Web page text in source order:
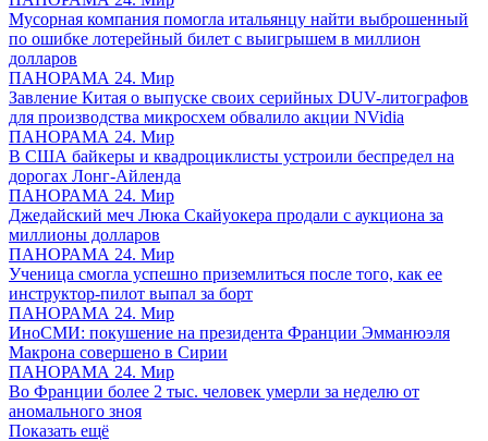
Мусорная компания помогла итальянцу найти выброшенный
по ошибке лотерейный билет с выигрышем в миллион
долларов
ПАНОРАМА 24. Мир
Завление Китая о выпуске своих серийных DUV-литографов
для производства микросхем обвалило акции NVidia
ПАНОРАМА 24. Мир
В США байкеры и квадроциклисты устроили беспредел на
дорогах Лонг-Айленда
ПАНОРАМА 24. Мир
Джедайский меч Люка Скайуокера продали с аукциона за
миллионы долларов
ПАНОРАМА 24. Мир
Ученица смогла успешно приземлиться после того, как ее
инструктор-пилот выпал за борт
ПАНОРАМА 24. Мир
ИноСМИ: покушение на президента Франции Эмманюэля
Макрона совершено в Сирии
ПАНОРАМА 24. Мир
Во Франции более 2 тыс. человек умерли за неделю от
аномального зноя
Показать ещё